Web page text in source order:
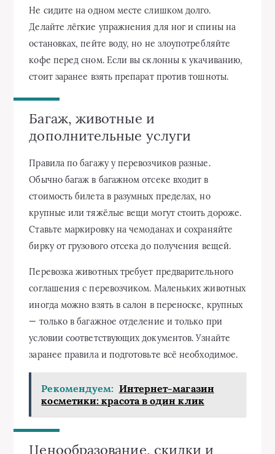
Не сидите на одном месте слишком долго.
Делайте лёгкие упражнения для ног и спины на
остановках, пейте воду, но не злоупотребляйте
кофе перед сном. Если вы склонны к укачиванию,
стоит заранее взять препарат против тошноты.
Багаж, животные и
дополнительные услуги
Правила по багажу у перевозчиков разные.
Обычно багаж в багажном отсеке входит в
стоимость билета в разумных пределах, но
крупные или тяжёлые вещи могут стоить дороже.
Ставьте маркировку на чемоданах и сохраняйте
бирку от грузового отсека до получения вещей.
Перевозка животных требует предварительного
соглашения с перевозчиком. Маленьких животных
иногда можно взять в салон в переноске, крупных
— только в багажное отделение и только при
условии соответствующих документов. Узнайте
заранее правила и подготовьте всё необходимое.
Рекомендуем: Интернет-магазин
косметики: красота в один клик
Ценообразование, скидки и